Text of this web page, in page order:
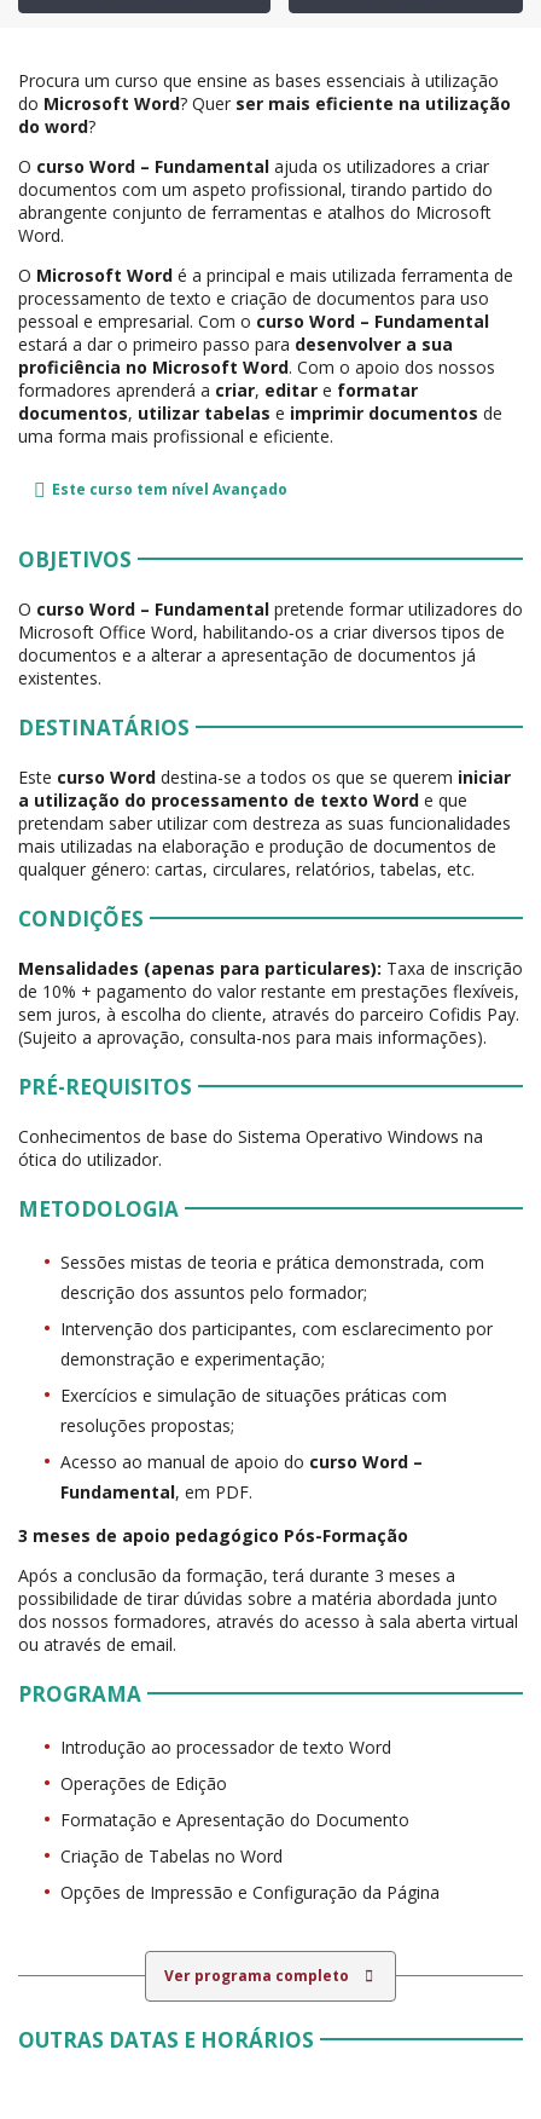
Procura um curso que ensine as bases essenciais à utilização
do Microsoft Word? Quer ser mais eficiente na utilização
do word?
O curso Word – Fundamental ajuda os utilizadores a criar
documentos com um aspeto profissional, tirando partido do
abrangente conjunto de ferramentas e atalhos do Microsoft
Word.
O Microsoft Word é a principal e mais utilizada ferramenta de
processamento de texto e criação de documentos para uso
pessoal e empresarial. Com o curso Word – Fundamental
estará a dar o primeiro passo para desenvolver a sua
proficiência no Microsoft Word. Com o apoio dos nossos
formadores aprenderá a criar, editar e formatar
documentos, utilizar tabelas e imprimir documentos de
uma forma mais profissional e eficiente.
Este curso tem nível Avançado
OBJETIVOS
O curso Word – Fundamental pretende formar utilizadores do
Microsoft Office Word, habilitando‑os a criar diversos tipos de
documentos e a alterar a apresentação de documentos já
existentes.
DESTINATÁRIOS
Este curso Word destina-se a todos os que se querem iniciar
a utilização do processamento de texto Word e que
pretendam saber utilizar com destreza as suas funcionalidades
mais utilizadas na elaboração e produção de documentos de
qualquer género: cartas, circulares, relatórios, tabelas, etc.
CONDIÇÕES
Mensalidades (apenas para particulares): Taxa de inscrição
de 10% + pagamento do valor restante em prestações flexíveis,
sem juros, à escolha do cliente, através do parceiro Cofidis Pay.
(Sujeito a aprovação, consulta-nos para mais informações).
PRÉ-REQUISITOS
Conhecimentos de base do Sistema Operativo Windows na
ótica do utilizador.
METODOLOGIA
Sessões mistas de teoria e prática demonstrada, com
descrição dos assuntos pelo formador;
Intervenção dos participantes, com esclarecimento por
demonstração e experimentação;
Exercícios e simulação de situações práticas com
resoluções propostas;
Acesso ao manual de apoio do curso Word –
Fundamental, em PDF.
3 meses de apoio pedagógico Pós-Formação
Após a conclusão da formação, terá durante 3 meses a
possibilidade de tirar dúvidas sobre a matéria abordada junto
dos nossos formadores, através do acesso à sala aberta virtual
ou através de email.
PROGRAMA
Introdução ao processador de texto Word
Operações de Edição
Formatação e Apresentação do Documento
Criação de Tabelas no Word
Opções de Impressão e Configuração da Página
Ver programa completo
OUTRAS DATAS E HORÁRIOS